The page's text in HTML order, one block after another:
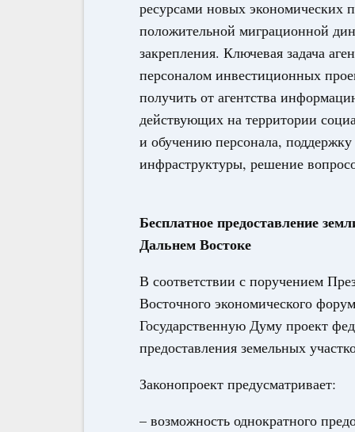
ресурсами новых экономических
положительной миграционной
закрепления. Ключевая задача
персоналом инвестиционных
получить от агентства
действующих на территории
и обучению персонала,
инфраструктуры, решение
Бесплатное предоставление
Дальнем Востоке
В соответствии с поручением
Восточного экономического
Государственную Думу проект
предоставления земельных
Законопроект предусматривает:
– возможность однократного